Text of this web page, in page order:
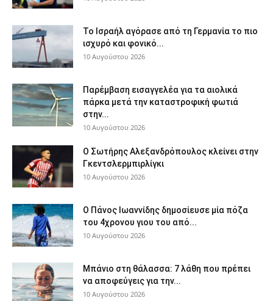
Το Ισραήλ αγόρασε από τη Γερμανία το πιο
ισχυρό και φονικό...
10 Αυγούστου 2026
Παρέμβαση εισαγγελέα για τα αιολικά
πάρκα μετά την καταστροφική φωτιά
στην...
10 Αυγούστου 2026
Ο Σωτήρης Αλεξανδρόπουλος κλείνει στην
Γκεντσλερμπιρλίγκι
10 Αυγούστου 2026
Ο Πάνος Ιωαννίδης δημοσίευσε μία πόζα
του 4χρονου γιου του από...
10 Αυγούστου 2026
Μπάνιο στη θάλασσα: 7 λάθη που πρέπει
να αποφεύγεις για την...
10 Αυγούστου 2026